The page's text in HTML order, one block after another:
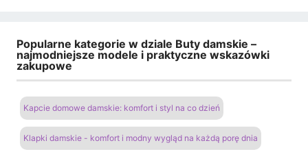
Popularne kategorie w dziale Buty damskie –
najmodniejsze modele i praktyczne wskazówki
zakupowe
Kapcie domowe damskie: komfort i styl na co dzień
Klapki damskie - komfort i modny wygląd na każdą porę dnia